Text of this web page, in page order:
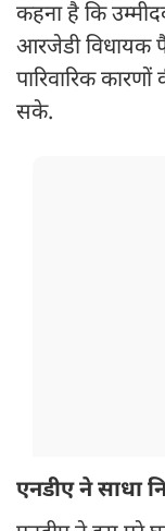
कहना है कि
आरजेडी विधायक
पारिवारिक
सके.
एनडीए ने साधा